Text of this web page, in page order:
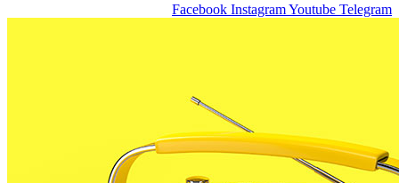
Facebook InstagramYoutube Telegram